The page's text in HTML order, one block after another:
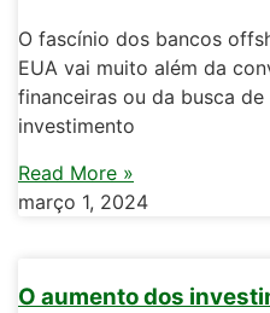
O fascínio dos bancos
EUA vai muito além da
financeiras ou da busca
investimento
Read More »
março 1, 2024
O aumento dos